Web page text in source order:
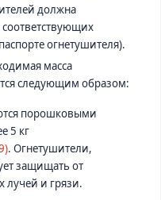
должна
огнетушителя).
масса
следующим образом:
порошковыми
5 кг
. Огнетушители,
защищать от
лучей и грязи.